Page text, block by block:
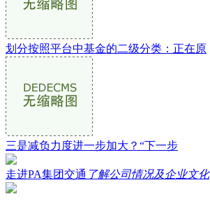
划分按照平台中基金的二级分类：正在原
三是减负力度进一步加大？“下一步
走进PA集团交通 了解公司情况及企业文化